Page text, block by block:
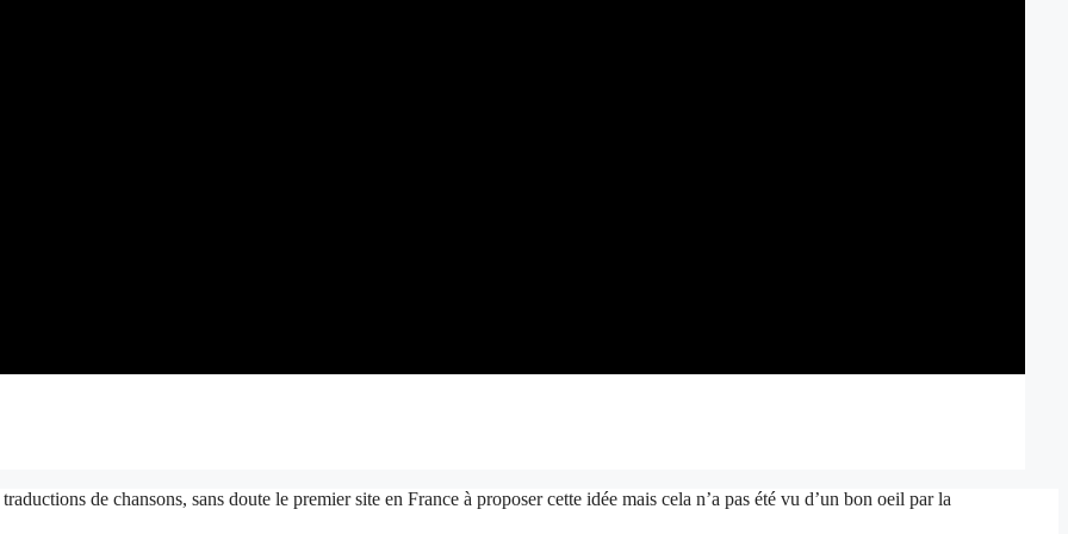
de chansons, sans doute le premier site en France à proposer cette idée mais cela n’a pas été vu d’un bon oeil par la